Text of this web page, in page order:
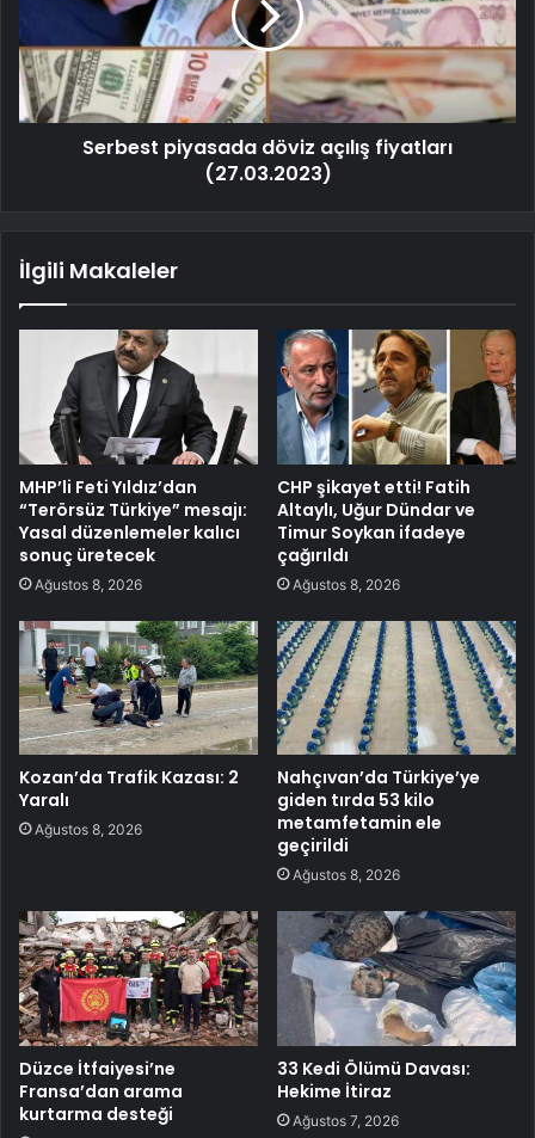
Serbest piyasada döviz açılış fiyatları
(27.03.2023)
İlgili Makaleler
MHP’li Feti Yıldız’dan
“Terörsüz Türkiye” mesajı:
Yasal düzenlemeler kalıcı
sonuç üretecek
Ağustos 8, 2026
CHP şikayet etti! Fatih
Altaylı, Uğur Dündar ve
Timur Soykan ifadeye
çağırıldı
Ağustos 8, 2026
Kozan’da Trafik Kazası: 2
Yaralı
Ağustos 8, 2026
Nahçıvan’da Türkiye’ye
giden tırda 53 kilo
metamfetamin ele
geçirildi
Ağustos 8, 2026
Düzce İtfaiyesi’ne
Fransa’dan arama
kurtarma desteği
33 Kedi Ölümü Davası:
Hekime İtiraz
Ağustos 7, 2026